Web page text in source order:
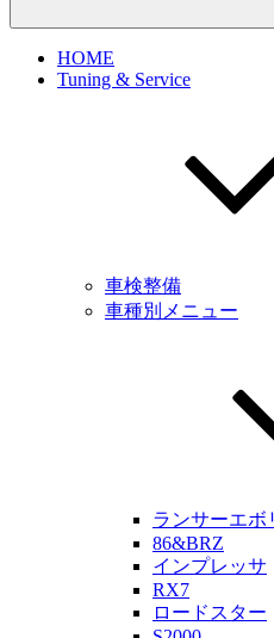
HOME
Tuning & Service
車検整備
車種別メニュー
ランサーエボ
86&BRZ
インプレッサ
RX7
ロードスター